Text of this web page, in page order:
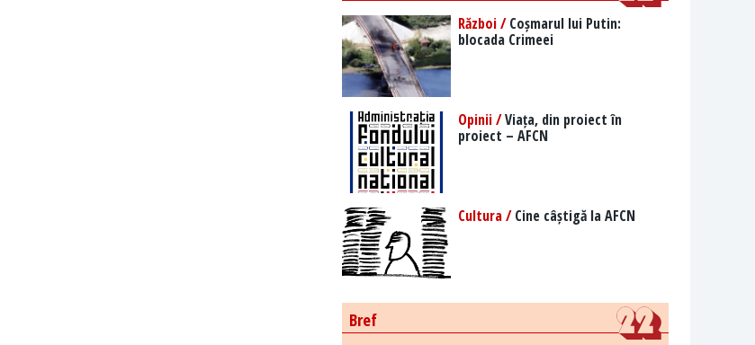
Război /Coșmarul lui Putin:
blocada Crimeei
Opinii /Viața, din proiect în
proiect – AFCN
Cultura /Cine câștigă la AFCN
Bref